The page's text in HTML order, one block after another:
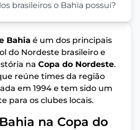
brasileiros o Bahia possui?
Bahia é um dos principais
do Nordeste brasileiro e
na Copa do Nordeste.
reúne times da região
em 1994 e tem sido um
para os clubes locais.
na Copa do